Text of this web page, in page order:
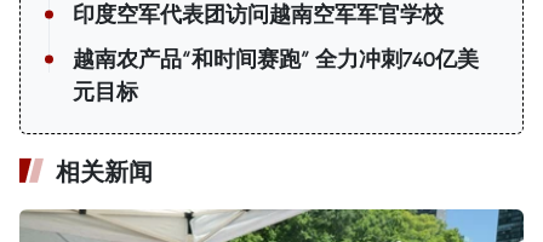
印度空军代表团访问越南空军军官学校
越南农产品“和时间赛跑” 全力冲刺740亿美
元目标
相关新闻